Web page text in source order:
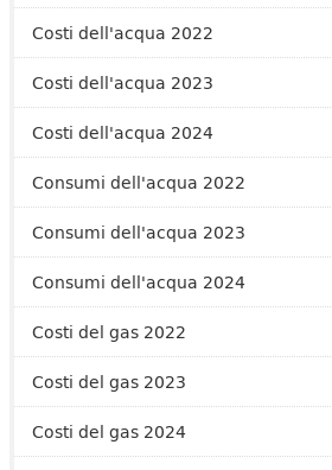
Costi dell'acqua 2022
Costi dell'acqua 2023
Costi dell'acqua 2024
Consumi dell'acqua 2022
Consumi dell'acqua 2023
Consumi dell'acqua 2024
Costi del gas 2022
Costi del gas 2023
Costi del gas 2024